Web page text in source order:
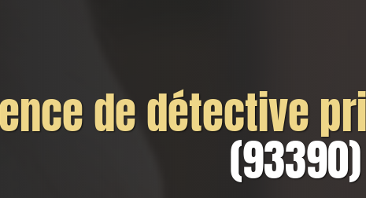
de détective
(93390)